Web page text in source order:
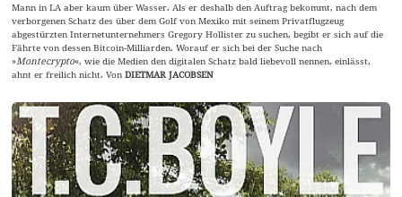
Mann in LA aber kaum über Wasser. Als er deshalb den Auftrag bekommt, nach dem
verborgenen Schatz des über dem Golf von Mexiko mit seinem Privatflugzeug
abgestürzten Internetunternehmers Gregory Hollister zu suchen, begibt er sich auf die
Fährte von dessen Bitcoin-Milliarden. Worauf er sich bei der Suche nach
»Montecrypto«, wie die Medien den digitalen Schatz bald liebevoll nennen, einlässt,
ahnt er freilich nicht. VonDIETMAR JACOBSEN